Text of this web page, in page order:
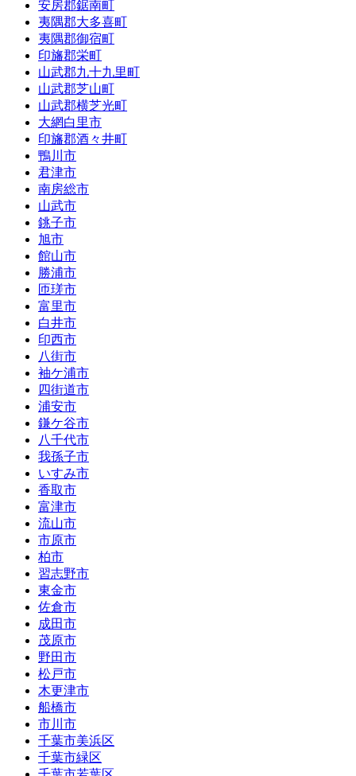
安房郡鋸南町
夷隅郡大多喜町
夷隅郡御宿町
印旛郡栄町
山武郡九十九里町
山武郡芝山町
山武郡横芝光町
大網白里市
印旛郡酒々井町
鴨川市
君津市
南房総市
山武市
銚子市
旭市
館山市
勝浦市
匝瑳市
富里市
白井市
印西市
八街市
袖ケ浦市
四街道市
浦安市
鎌ケ谷市
八千代市
我孫子市
いすみ市
香取市
富津市
流山市
市原市
柏市
習志野市
東金市
佐倉市
成田市
茂原市
野田市
松戸市
木更津市
船橋市
市川市
千葉市美浜区
千葉市緑区